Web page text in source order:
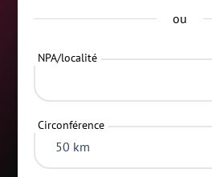
ou
NPA/localité
Circonférence
50 km